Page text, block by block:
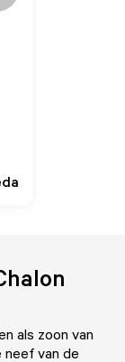
als zoon van
neef van de